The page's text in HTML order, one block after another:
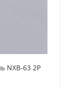
NXB-63 2P